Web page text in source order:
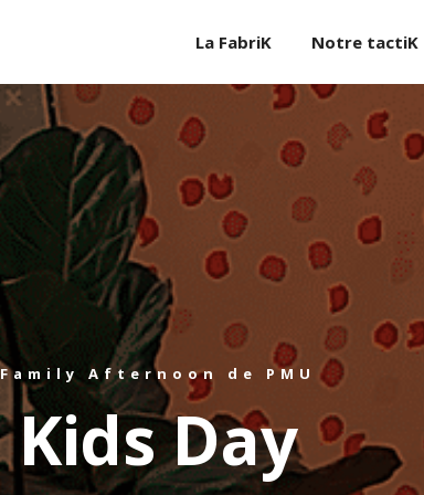
La FabriK Notre tactiK
Family Afternoon de PMU
Kids Day